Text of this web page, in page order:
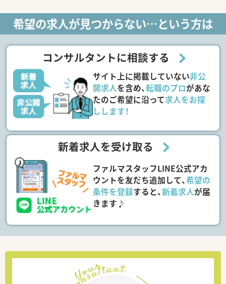
希望の求人が見つからない…という方は
コンサルタントに相談する
サイト上に掲載していない非公
開求人を含め、転職のプロがあな
たのご希望に沿って求人をお探
しします！
新着求人を受け取る
ファルマスタッフLINE公式アカ
ウントを友だち追加して、希望の
条件を登録すると、新着求人が届
きます♪